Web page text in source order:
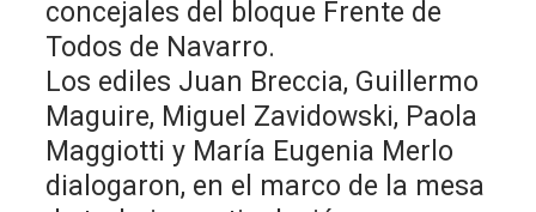
concejales del bloque Frente de
Todos de Navarro.
Los ediles Juan Breccia, Guillermo
Maguire, Miguel Zavidowski, Paola
Maggiotti y María Eugenia Merlo
dialogaron, en el marco de la mesa